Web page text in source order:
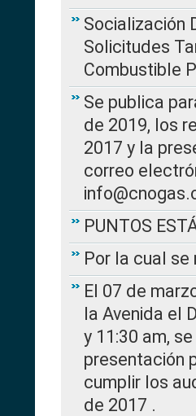
Socialización
Solicitudes
Combustible
Se publica
de 2019, los
2017 y la
correo
PUNTOS
Por la cual se
El 07 de
la Avenida el
y 11:30 am,
presentación
cumplir los
de 2017 .